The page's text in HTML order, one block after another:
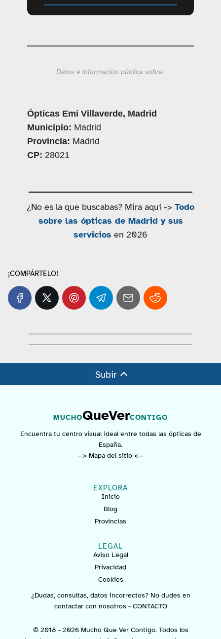
Datos e información pública sobre:
Ópticas Emi Villaverde, Madrid
Municipio: Madrid
Provincia: Madrid
CP: 28021
¿No es la que buscabas? Mira aquí -> Todo
sobre las ópticas de Madrid y sus
servicios en 2026
¡COMPÁRTELO!
Subir
MUCHOQueVerCONTIGO
Encuentra tu centro visual ideal entre todas las ópticas de
España.
--> Mapa del sitio <--
EXPLORA
Inicio
Blog
Provincias
LEGAL
Aviso Legal
Privacidad
Cookies
¿Dudas, consultas, datos incorrectos? No dudes en
contactar con nosotros - CONTACTO
© 2018 - 2026 Mucho Que Ver Contigo. Todos los